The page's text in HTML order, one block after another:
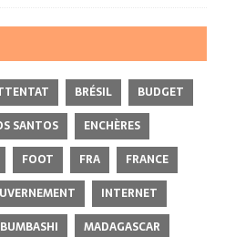
BRÉSIL
BUDGET
SANTOS
ENCHÈRES
FOOT FRA
FRANCE
INTERNET
MADAGASCAR